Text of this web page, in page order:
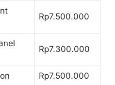
Rp7.500.000
Rp7.300.000
Rp7.500.000